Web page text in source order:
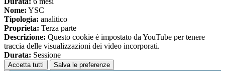
Nome: YSC
Tipologia: analitico
Proprieta: Terza parte
Descrizione: Questo cookie è impostato da YouTube per tenere
traccia delle visualizzazioni dei video incorporati.
Durata: Sessione
Accetta tutti Salva le preferenze